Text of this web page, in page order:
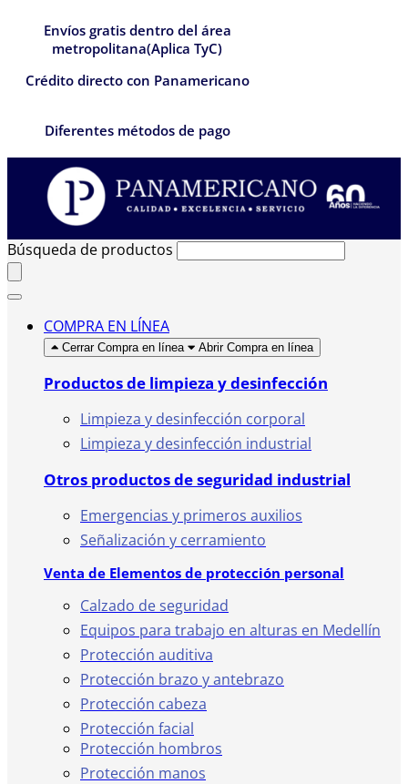
Envíos gratis dentro del área
metropolitana(Aplica TyC)
Crédito directo con Panamericano
Diferentes métodos de pago
Búsqueda de productos
COMPRA EN LÍNEA
Cerrar Compra en línea Abrir Compra en línea
Productos de limpieza y desinfección
Limpieza y desinfección corporal
Limpieza y desinfección industrial
Otros productos de seguridad industrial
Emergencias y primeros auxilios
Señalización y cerramiento
Venta de Elementos de protección personal
Calzado de seguridad
Equipos para trabajo en alturas en Medellín
Protección auditiva
Protección brazo y antebrazo
Protección cabeza
Protección facial
Protección hombros
Protección manos